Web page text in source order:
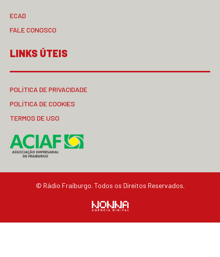
ECAD
FALE CONOSCO
LINKS ÚTEIS
POLÍTICA DE PRIVACIDADE
POLÍTICA DE COOKIES
TERMOS DE USO
© Rádio Fraiburgo. Todos os Direitos Reservados.